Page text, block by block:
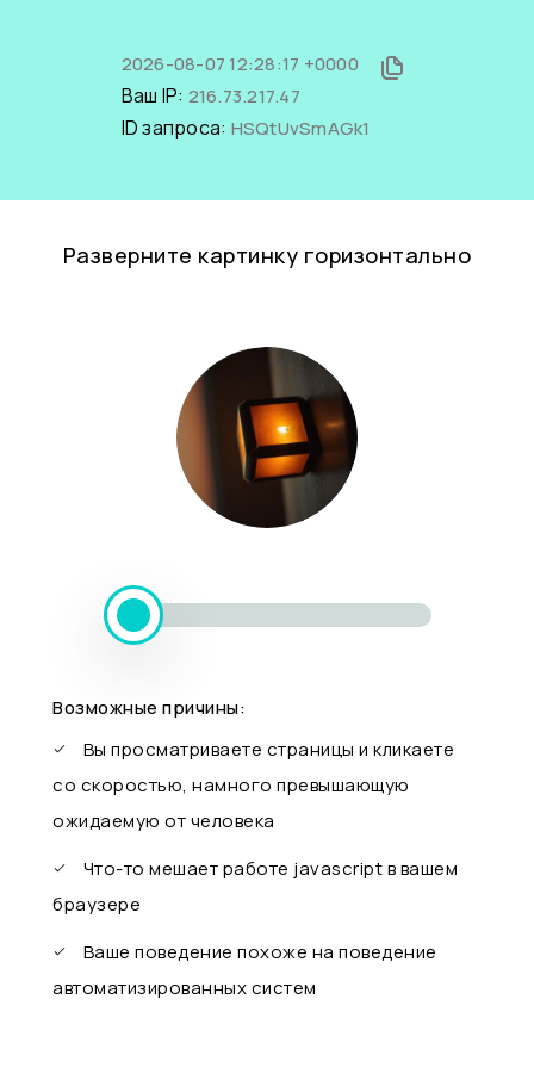
2026-08-07 12:28:17 +0000
Ваш IP: 216.73.217.47
ID запроса: HSQtUvSmAGk1
Разверните картинку горизонтально
Возможные причины:
Вы просматриваете страницы и кликаете
со скоростью, намного превышающую
ожидаемую от человека
Что-то мешает работе javascript в вашем
браузере
Ваше поведение похоже на поведение
автоматизированных систем